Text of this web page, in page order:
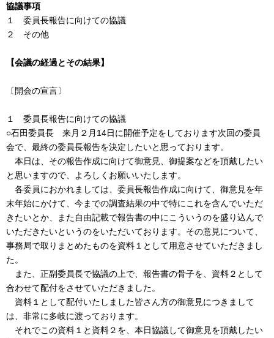
協議事項
１ 委員長報告に向けての協議
２ その他
【会議の経過とその結果】
〔開会の宣言〕
１ 委員長報告に向けての協議
○石田委員長 来月２月14日に開催予定をしております次回の委員
会で、最終の委員長報告を決定したいと思っております。
本日は、その報告作成に向けて御意見、御提案などを頂戴したい
と思いますので、よろしくお願いいたします。
各委員におかれましては、委員長報告作成に向けて、御意見を年
末年始にかけて、今までの調査結果の中で特にこれを含んでいただ
きたいとか、また自由記載で報告書の中にこういうのを盛り込んで
いただきたいというのをいただいております。その意見について、
事務局で取りまとめたものを資料１として用意させていただきまし
た。
また、正副委員長で協議の上で、報告書の骨子を、資料２として
合わせて配付をさせていただきました。
資料１として配付いたしました皆さん方の御意見につきまして
は、非常に多岐に渡っております。
それでこの資料１と資料２を、本日協議して御意見を頂戴したい